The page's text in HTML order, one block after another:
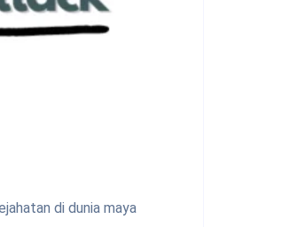
di dunia maya